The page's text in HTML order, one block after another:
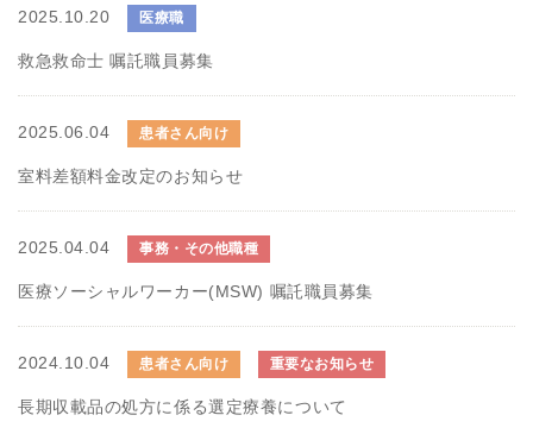
2025.10.20 医療職
救急救命士 嘱託職員募集
2025.06.04 患者さん向け
室料差額料金改定のお知らせ
2025.04.04 事務・その他職種
医療ソーシャルワーカー(MSW) 嘱託職員募集
2024.10.04 患者さん向け 重要なお知らせ
長期収載品の処方に係る選定療養について